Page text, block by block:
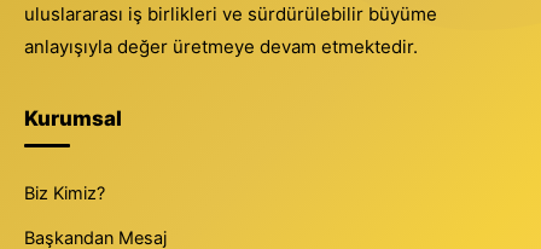
uluslararası iş birlikleri ve sürdürülebilir büyüme
anlayışıyla değer üretmeye devam etmektedir.
Kurumsal
Biz Kimiz?
Başkandan Mesaj